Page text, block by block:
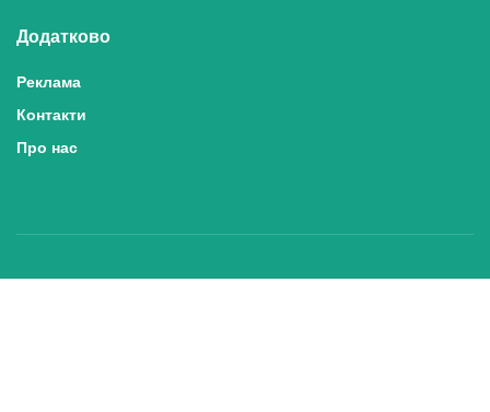
Додатково
Реклама
Контакти
Про нас
Політика конфіденційності та захисту персональних даних